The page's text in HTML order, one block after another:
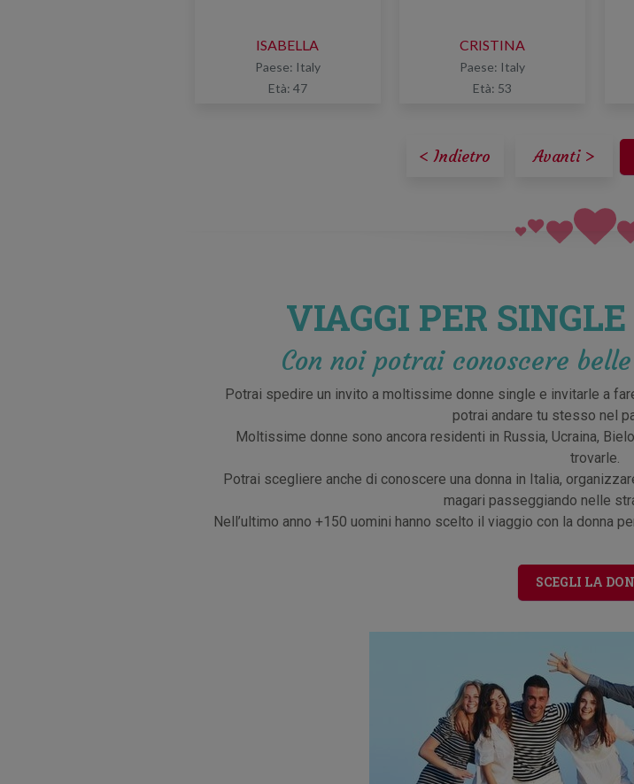
ISABELLA
Paese: Italy
Età: 47
CRISTINA
Paese: Italy
Età: 53
< Indietro Avanti >
VIAGGI PER
Con noi potrai conoscere
Potrai spedire un invito a moltissime donne single e invitarle a
potrai andare tu stesso nel
Moltissime donne sono ancora residenti in Russia, Ucraina,
trovarle.
Potrai scegliere anche di conoscere una donna in Italia,
magari passeggiando nelle
Nell’ultimo anno +150 uomini hanno scelto il viaggio con la donna
SCEGLI LA